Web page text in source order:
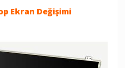
Ekran Değişimi